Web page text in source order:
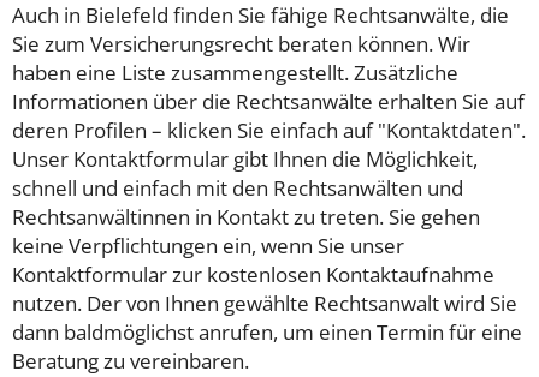
Auch in Bielefeld finden Sie fähige Rechtsanwälte, die
Sie zum Versicherungsrecht beraten können. Wir
haben eine Liste zusammengestellt. Zusätzliche
Informationen über die Rechtsanwälte erhalten Sie auf
deren Profilen – klicken Sie einfach auf "Kontaktdaten".
Unser Kontaktformular gibt Ihnen die Möglichkeit,
schnell und einfach mit den Rechtsanwälten und
Rechtsanwältinnen in Kontakt zu treten. Sie gehen
keine Verpflichtungen ein, wenn Sie unser
Kontaktformular zur kostenlosen Kontaktaufnahme
nutzen. Der von Ihnen gewählte Rechtsanwalt wird Sie
dann baldmöglichst anrufen, um einen Termin für eine
Beratung zu vereinbaren.